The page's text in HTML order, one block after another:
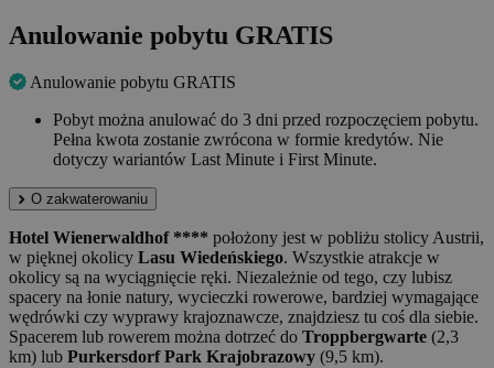
Anulowanie pobytu GRATIS
Anulowanie pobytu GRATIS
Pobyt można anulować do 3 dni przed rozpoczęciem pobytu.
Pełna kwota zostanie zwrócona w formie kredytów. Nie
dotyczy wariantów Last Minute i First Minute.
O zakwaterowaniu
Hotel Wienerwaldhof **** położony jest w pobliżu stolicy Austrii,
w pięknej okolicy Lasu Wiedeńskiego. Wszystkie atrakcje w
okolicy są na wyciągnięcie ręki. Niezależnie od tego, czy lubisz
spacery na łonie natury, wycieczki rowerowe, bardziej wymagające
wędrówki czy wyprawy krajoznawcze, znajdziesz tu coś dla siebie.
Spacerem lub rowerem można dotrzeć do Troppbergwarte (2,3
km) lub Purkersdorf Park Krajobrazowy (9,5 km).